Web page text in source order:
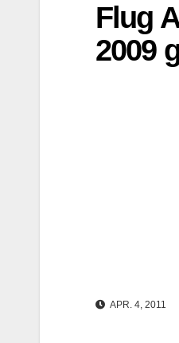
Flug
2009
APR. 4, 2011